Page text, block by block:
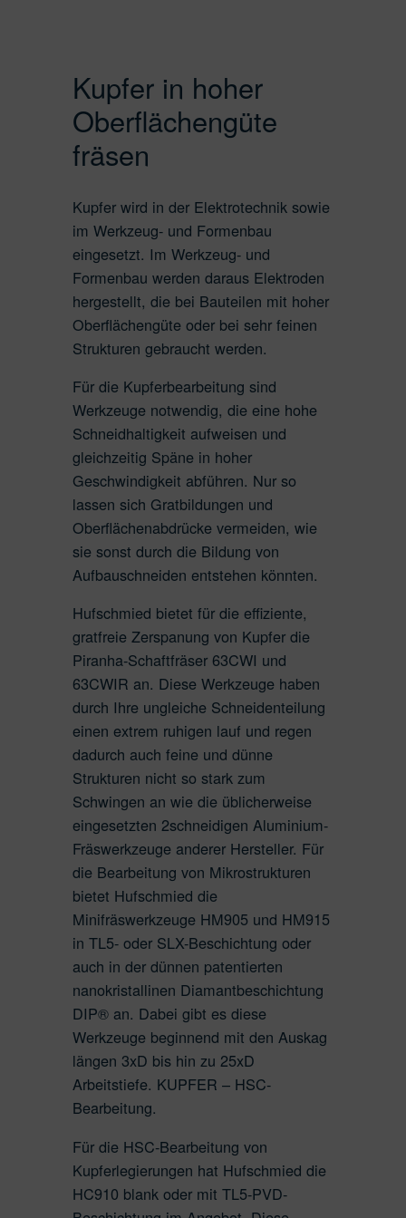
Kupfer in hoher
Oberflächengüte
fräsen
Kupfer wird in der Elektrotechnik sowie
im Werkzeug- und Formenbau
eingesetzt. Im Werkzeug- und
Formenbau werden daraus Elektroden
hergestellt, die bei Bauteilen mit hoher
Oberflächengüte oder bei sehr feinen
Strukturen gebraucht werden.
Für die Kupferbearbeitung sind
Werkzeuge notwendig, die eine hohe
Schneidhaltigkeit aufweisen und
gleichzeitig Späne in hoher
Geschwindigkeit abführen. Nur so
lassen sich Gratbildungen und
Oberflächenabdrücke vermeiden, wie
sie sonst durch die Bildung von
Aufbauschneiden entstehen könnten.
Hufschmied bietet für die effiziente,
gratfreie Zerspanung von Kupfer die
Piranha-Schaftfräser 63CWI und
63CWIR an. Diese Werkzeuge haben
durch Ihre ungleiche Schneidenteilung
einen extrem ruhigen lauf und regen
dadurch auch feine und dünne
Strukturen nicht so stark zum
Schwingen an wie die üblicherweise
eingesetzten 2schneidigen Aluminium-
Fräswerkzeuge anderer Hersteller. Für
die Bearbeitung von Mikrostrukturen
bietet Hufschmied die
Minifräswerkzeuge HM905 und HM915
in TL5- oder SLX-Beschichtung oder
auch in der dünnen patentierten
nanokristallinen Diamantbeschichtung
DIP® an. Dabei gibt es diese
Werkzeuge beginnend mit den Auskag
längen 3xD bis hin zu 25xD
Arbeitstiefe. KUPFER – HSC-
Bearbeitung.
Für die HSC-Bearbeitung von
Kupferlegierungen hat Hufschmied die
HC910 blank oder mit TL5-PVD-